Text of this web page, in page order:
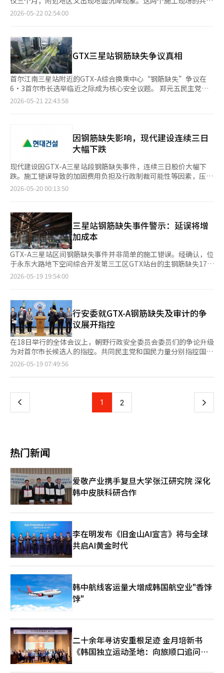
候选人表示：“当暴力前科被提出时，您提到了5·18民主化运
动，是否曾强迫（夜总会女服务员）外出？”他要求郑候选人亲自
金正哲直指郑元午为“政治界的不完全销售商品” 金候选人指出
郑候选人一直以来回避辩论，并表示：“总统称他为能干的候选
人，郑候选人因此包装得体，但我不能将1000万首尔市民的生活
交给政治界的不完全销售商品。” 对此，郑候选人回应：“如果
进行辩论，必然会充斥着与主题无关的黑色宣传和负面攻击。”金
候选人对此表示失望，指出在提前投票前仅有的这场联合辩论会，
郑候选人将其定性为负面攻击是不公正的。 与此同时，在当天的
和经过验证的经验，请做出明智的判断，确保首尔作为制衡李在明
政权的最低基础。” 接着，金候选人表达了“结束两大党的政
治”的愿望，权候选人则呼吁选民投票支持倾向于工人和租户的正
义党。※ 本报道经人工智能（AI）系统翻译与编辑。
中仅放置了一根钢筋，随后进行了混凝土浇筑。缺失的钢筋约有
2500根，总重178吨。 现代建设提出的替代方案是用结构用钢板
强度粘合剂和锚固件将钢板与现有结构结合，预计加固费用约为3
亿韩元。 关键在于该方法是否能长期承受三星站结构的使用条
件。GTX三星站不仅是简单的建筑物，而是深层铁路换乘设施，因
此其承重、振动和火灾应对标准需严格审查。 国土部认为，首尔
市的加固方案需要权威机构的验证。钢板压紧加固方法的有效性依
赖于混凝土柱和钢板作为一个整体工作，因此粘合层的耐久性、钢
板的附着力、连接部的施工质量和防火性能等都是验证的重点。
专家们认可钢板加固的结构效果，但指出长期维护和验证程序是关
的特性，可能需要额外的防火措施。”他强调：“整体强度问题不
大，但关键在于连接部施工的稳定性。” 观东大学土木工程系教
授朴昌根表示：“拆除后重新施工也是一个选择”，但他同时指
而，现实中重新施工并不容易。经济正义实践市民联盟（经济实
联）国策项目监督团团长申英哲表示：“如果已经完成了柱子上的
楼板浇筑，拆除几乎是不可能的。”他解释道：“在现实中，除了
都将工作委托给了分包商，未能进行有效的核查。”并指出：“在
混凝土浇筑前未能确认钢筋的布置状态是最大的问题。” 现代建
设相关人士表示：“经过多种结构分析，认为没有结构性问题是首
尔市的意见。”并表示：“我们正专注于如何安全地进行修复和加
固。”※ 本报道经人工智能（AI）系统翻译与编辑。
点是地下40米以上的“深层施工”。尽管由于城市过度拥挤，深层
程进度为57.91%。该项目总投资额为1.7万亿韩元的大型地下基础
设施工程。 在三星站施工区地下五层，施工错误（钢筋缺失）被
迟迟发现。在218根柱子中，有80根确认缺失钢筋，其中50根未达
到设计标准。主钢筋应以两排施工，但错误地只施工了一排。 问
题在于，现代建设公司去年11月首次向首尔市报告后，主管部门国
土交通部直到上个月才确认事实。首尔市对此解释称：“在检查现
场适用性后，最终的加固方案在4月确定。” 首尔市表示已向国家
铁路公团报告相关内容六次，但公团方面表示实际上并未意识到此
市进行施工的项目。 在釜山内成地下车道入口，一个月内接连发
生地面沉降现象。釜山市认为深层施工后回填工序可能存在不足，
进行了地面穿透雷达（GPR）探测，但未发现直接异常迹象。这同
时引发了对施工错误和后续管理体系不足的担忧。 专家指出，目
前的制度空白正在加大事故风险。首尔研究院在去年9月发布的
《深层地下空间开发增加对首尔市地下安全管理政策方向的影响》
报告中指出：“与深层施工相关的制度和标准整体缺失。” 自
行，相关需求急剧增加。在城市内可用土地不足、地面基础设施扩
展困难的情况下，深层施工几乎成为必然选择。 然而，法律和制
度仍处于初级阶段。2020年提出的《深层特别法》包括对安全和
环境标准违规的处罚及施工停止命令，但未能通过国会而被废弃。
目前相关法律体系仅在部分适用铁路地下化综合开发法和地下安全
法的水平上分散。 深层施工相较于一般地下施工在更深的深度进
行，因此地基条件、地下水流动和水文地质特性有很大不同，需要
更精细的处理。然而，现行的地下环境影响评估和地下安全管理计
层地下公共使用特别措施法》，系统化了相关标准。在东京外环高
速公路建设期间，实施了工程进度公开和长期安全监测体系。 首
尔研究院建议：“发包方应定期检查设计阶段制定的监测计划在实
际现场的执行情况，并在必要时采取改进措施，包括建立实时监测
数据共享系统、第三方专业机构定期验证制度和居民参与的监测委
员会。”※ 本报道经人工智能（AI）系统翻译与编辑。
2026-05-22 02:54:00
GTX三星站钢筋缺失争议真相
首尔江南三星站附近的GTX-A综合换乘中心“钢筋缺失”争议在
6·3首尔市长选举临近之际成为核心安全议题。 郑元五民主党首
尔市长候选人表示：“这是施工不良的象征，也是首尔市安全失责
员会也围绕“是否隐瞒，是否遵循程序”展开了激烈的争论，争议
逐渐演变为政治焦点。 此次争议的起因是永东大路地下空间综合
开发项目中，GTX-A三星站区地下五层的部分柱子缺失了设计中应
有的主钢筋。施工方现代建设在去年10月的图纸复审过程中自行发
现了这一问题，并向首尔市报告。 首尔市并未否认钢筋缺失的事
实，但表示：“虽然存在施工错误，但结构安全没有问题。”根据
结构技术师的评估，目前的状态下柱子能够承受足够的荷载，并且
郑元五：“若发生重大缺陷应停止施工” 郑元五将此事件视
为“首尔市安全管理的失败”，并在17日访问施工现场后表
示：“这简直就是施工不良的体现”，批评称：“尽管发生了重大
缺陷，安全加固尚未完成，施工却已进行到地下三层。” 他特别
质疑“施工持续判断”的问题，指出：“原本发生重大缺陷时应全
面停止施工，经过客观验证和安全加固后再恢复施工，这才是常
识。”并质疑：“是否为了赶工期而强行推进施工？” 他还要
求：“吴世勋候选人应说明他何时首次接到此事的报告，以及采取
将此次事件与暴雨、暴雪应对、地陷问题等联系起来，形成了“首
尔市安全系统整体的结构性问题”的框架。 吴世勋：“安全不是
口号，而是科学系统” 吴世勋则正面反驳了郑元五及民主党
的“安全失责”攻击。吴世勋在20日的社交媒体上表示：“郑元五
候选人与民主党向我和首尔市发射了‘安全失责’的箭矢”，并质
问：“究竟是谁对安全不负责任？” 他特别关注“为何现代建设
会主动报告钢筋缺失”的问题，反问道：“在韩国的大型建筑工地
上，分包商的失误由总承包商主动报告的情况是否普遍？” 他接
尔市建立的全程监控录像保存系统。” 首尔市自2022年起，已对
100亿韩元以上的公共工程实施全程视频记录的“工序记录管理系
统”，以便在问题发生时能够立即追踪原因。 吴世勋强调：“这
内就钢筋缺失和安全对策等共51项进行了公文报告。”并称：“在
过去半年内，数十次收到文书却在现场没有提出任何意见，现在却
质疑‘为何不早些告知’的国土部和铁路公团，以及煽动这一争议
的民主党，都是不负责任的。” 首尔市：“六个月内报告并经过
专家验证” 首尔市也反驳称：“从未隐瞒过。”根据21日首尔市
的说法，市政府自去年11月至今年1月期间，已三次通过正式公文
向国家铁路公团报告了钢筋缺失的情况。此后还定期报告了51项工
月，已进行了外部专家咨询会议和现场检查，并在国土交通部主办
的紧急安全检查中确认没有结构异常。 首尔市相关人士表
示：“在发现施工错误后立即进行了安全检查和专家咨询，并综合
评估了加固方法对结构稳定性和维护管理的影响”，并称：“这正
是安全系统正常运作的案例。” 国会国土委“隐瞒与程序”正面
交锋 争议在20日的国会国土交通委员会现况质询中也发生了正面
冲突。 尹在旭国民力量议员质问代理首尔市长金成博：“从2025
年11月到今年4月的六次定期报告中，是否明确报告了51次？”并
问道：“报告机构未看到内容，是否就算隐瞒？” 金成博代理市
长回应称：“完全没有隐瞒的想法，也不可能隐瞒”，“进行了19
次专家会议和现场检查，关键在于是否进行了后续处理。” 而尹
钟军民主党议员则强烈批评：“在已经知道钢筋缺失的情况下，外
部专家参与的现场检查中却完全没有提及，这算不算隐瞒？” 尹
议员提到今年初进行的联合检查会议记录，批评称：“在讨论裂缝
原因和修复方案时，竟然没有提及钢筋缺失的事实。” 对此，金
2026-05-21 22:43:58
因钢筋缺失影响，现代建设连续三日
大幅下跌
现代建设因GTX-A三星站段钢筋缺失事件，连续三日股价大幅下
跌。施工错误导致的加固费用负担及行政制裁可能性等因素，压制
了投资者的信心。 根据19日韩国交易所的数据，截至下午2时20
8.45%，18日再跌6.52%，两日累计跌幅超过14%。 此次股价暴
跌被认为是由于在GTX-A三星站段施工现场发现大规模钢筋缺失所
致。根据15日国土交通部的报告，在地下五层的升降机柱中，80
根柱子中有50根未达到承载标准，约178吨的主钢筋被确认缺失。
现代建设表示，去年在自查过程中发现了这一问题，并已向首尔市
报告，目前正在进行通过钢板加固等方式的安全加固工作。市场对
加固费用本身的担忧不如对未来可能面临的罚款和投标限制的忧虑
更为强烈。 实际上，首尔市已启动对现代建设的罚款程序。业界
估带来负担。※ 本报道经人工智能（AI）系统翻译与编辑。
2026-05-20 00:13:50
三星站钢筋缺失事件警示：延误将增
加成本
GTX-A三星站区间钢筋缺失事件并非简单的施工错误。经确认，位
于永东大路地下空间综合开发第三工区GTX站台的主钢筋缺失178
吨。原定于8月的三星站无停靠通行计划也因此受到影响。首尔市
事件警示了国家核心基础设施的安全管理体系从何处开始动摇。
三星站是GTX-A全线运营的关键节点。目前，GTX-A分为运政中央
至首尔站和水西至东滩两段运营。没有三星站的连接，首都圈的广
域铁路网难以发挥完整功能。此外，该处为地下50米左右的深埋结
构，需承受垂直荷载、土压力、水压力、列车反复振动、火灾安全
及长期维护等多重考验，不能以一般建筑物的缺陷标准来看待。
钢筋缺失是现场基本规范崩溃的信号。现代建设公司解释称是误读
了设计图纸中的“二束”标记。然而，主柱的主钢筋是结构安全的
核心。如果在配筋作业、施工质量管理、监理检查的任何一个环节
工、监理和现场管理体系是否正常运作。 补强并非一劳永逸。施
工方提出的钢板包裹法是在混凝土柱上涂抹环氧粘合剂后加装钢板
三星站无停靠通行的延误不仅增加市民的不便。GTX-A与民间投资
误罚金和法律纠纷的可能性就越大。有估算指出，无停靠通行延迟
一年，额外财政负担可能高达约1000亿韩元。安全管理失误的成
本最终将由市民和税收承担。 因此，责任的认定也不能拖延。关
键在于报告的实质性，而非形式上的文书往来。必须通过原始文档
和内部处理记录，明确重大安全问题是否及时、明确、负责任地传
达。大型基础设施项目的报告体系应更加明确。重大施工错误应通
过单独报告、即时共享和后续措施记录的方式进行管理。 此次事
件不应仅被消费为政治争论。市民关心的是地下铁路结构是否安
全、如何减少通车延误的成本，以及如何改进制度以防止类似问题
的重复。国会的现状质询也应成为事实确认的场所，而非政治争
斗。GTX是首都圈交通的核心支柱。现在需要的不是快速的补救，
而是独立验证、责任认定和防止再发生。延误越久，成本越高。然
而，在没有验证的情况下急于推进，其代价可能更为巨大。 ※ 本
报道经人工智能（AI）系统翻译与编辑。
2026-05-19 19:54:00
行安委就GTX-A钢筋缺失及审计的争
议展开指控
在18日举行的全体会议上，朝野行政安全委员会委员们的争论升级
为对首尔市长候选人的指控。共同民主党和国民力量分别指控国民
力量的首尔市长候选人吴世勋和共同民主党的首尔市长候选人郑元
缺失事件和吴世勋参加审计的庭园竣工仪式的争议加剧，双方的冲
地方警察厅控告吴世勋和金成博，指控他们违反公职选举法第86条
第2款，禁止公务员等影响选举的行为。原因是吴世勋在12日以代
发布罪进行控告。委员们指出：“郑元五及其选举团队在GTX-A施
工中使用了‘顺杀GTX’、‘首尔市的安全麻痹’、‘隐瞒劣质施
工’等刺激性表述，制造恐慌。”并强调：“首尔市在确认异常迹
象后已向国土交通部正式报告，而郑元五却声称‘问题发生后五个
半月才报告’。对将市民安全问题用于选举表示深切遗憾。” 在
当天的行政安全委员会全体会议上，围绕郑元五的酒后驾驶指控、
GTX-A钢筋缺失及审计的庭园相关争议，朝野双方展开了激烈的交
锋。特别是当首尔市相关人员表示“已向相关机构报告”时，引发
了争议。 对此，国民力量的议员朴秀敏反问道：“相关机构已经
报告的事实已经显现，难道所有这些事项都必须直接向市长报告
吗？” 而民主党行政安全委员会委员们则在国会召开了单独的记
者会，表示：“国民力量声称首尔市已经通过公文进行了报告，但
作为依据的仅是400至500页的月度建设项目管理报告附录中的一
息，以便相关机构能够及时应对。”※ 本报道经人工智能（AI）系
统翻译与编辑。
2026-05-19 07:49:56
上
页
1 2 下
热门新闻
爱敬产业携手复旦大学张江研究院 深化
韩中皮肤科研合作
李在明发布《旧金山AI宣言》将与全球
共启AI黄金时代
韩中航线客运量大增成韩国航空业"香饽
饽"
二十余年寻访安重根足迹 金月培新书
《韩国独立运动圣地：向旅顺口追问历